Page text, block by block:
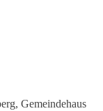
Gemeindehaus